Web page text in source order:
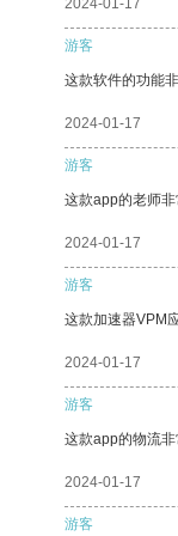
2024-01-17
游客
这款软件的功能
2024-01-17
游客
这款app的老师非
2024-01-17
游客
这款加速器VPM
2024-01-17
游客
这款app的物流非
2024-01-17
游客